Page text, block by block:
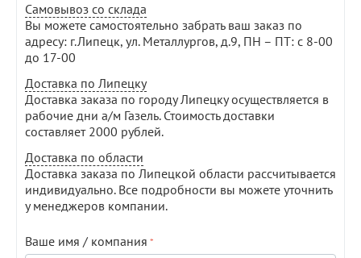
Самовывоз со склада
Вы можете самостоятельно забрать ваш заказ по
адресу: г.Липецк, ул. Металлургов, д.9, ПН – ПТ: с 8-00
до 17-00
Доставка по Липецку
Доставка заказа по городу Липецку осуществляется в
рабочие дни а/м Газель. Стоимость доставки
составляет 2000 рублей.
Доставка по области
Доставка заказа по Липецкой области рассчитывается
индивидуально. Все подробности вы можете уточнить
у менеджеров компании.
Ваше имя / компания